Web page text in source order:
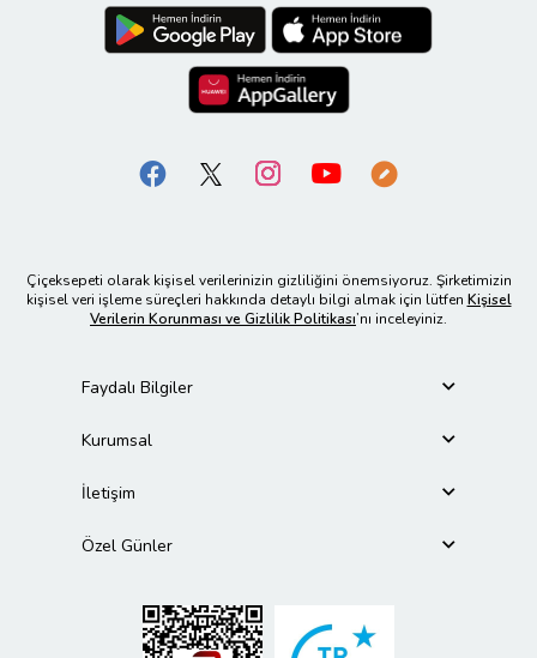
Çiçeksepeti olarak kişisel verilerinizin gizliliğini önemsiyoruz. Şirketimizin
kişisel veri işleme süreçleri hakkında detaylı bilgi almak için lütfen Kişisel
Verilerin Korunması ve Gizlilik Politikası’nı inceleyiniz.
Faydalı Bilgiler
Kurumsal
İletişim
Özel Günler